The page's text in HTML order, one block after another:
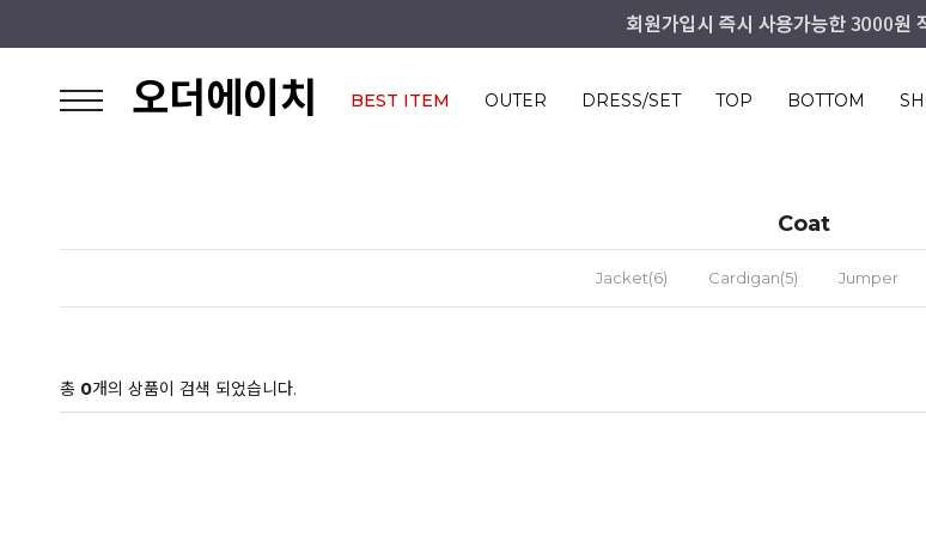
오더에이치 BEST ITEM OUTER DRESS/SET TOP BOTTOM
Coat
Jacket(6) Cardigan(5) Jumper
총 0개의 상품이 검색 되었습니다.